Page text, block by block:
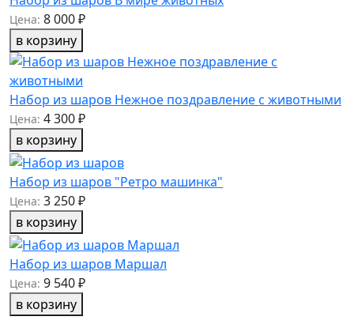
Цена: 8 000 ₽
в корзину
Набор из шаров Нежное поздравление с животными
Цена: 4 300 ₽
в корзину
Набор из шаров "Ретро машинка"
Цена: 3 250 ₽
в корзину
Набор из шаров Маршал
Цена: 9 540 ₽
в корзину